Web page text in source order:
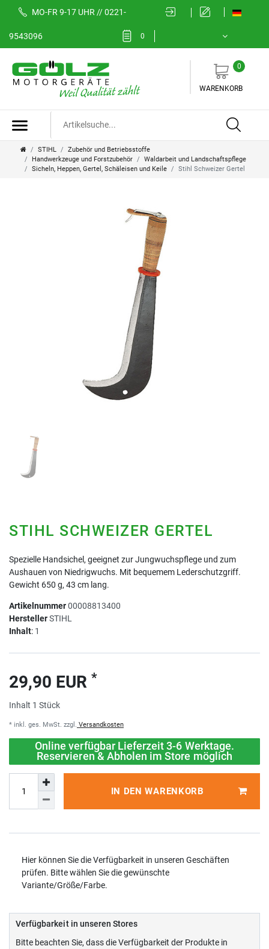
MO-FR 9-17 UHR // 0221-
9543096 0
0
WARENKORB
STIHL
Zubehör und Betriebsstoffe
Handwerkzeuge und Forstzubehör
Waldarbeit und Landschaftspflege
Sicheln, Heppen, Gertel, Schäleisen und Keile
Stihl Schweizer Gertel
STIHL SCHWEIZER GERTEL
Spezielle Handsichel, geeignet zur Jungwuchspflege und zum
Aushauen von Niedrigwuchs. Mit bequemem Lederschutzgriff.
Gewicht 650 g, 43 cm lang.
Artikelnummer00008813400
HerstellerSTIHL
Inhalt: 1
29,90 EUR*
Inhalt 1 Stück
* inkl. ges. MwSt. zzgl. Versandkosten
Online verfügbar Lieferzeit 3-6 Werktage.
Reservieren & Abholen im Store möglich
IN DEN WARENKORB
Hier können Sie die Verfügbarkeit in unseren Geschäften
prüfen. Bitte wählen Sie die gewünschte
Variante/Größe/Farbe.
Verfügbarkeit in unseren Stores
Bitte beachten Sie, dass die Verfügbarkeit der Produkte in